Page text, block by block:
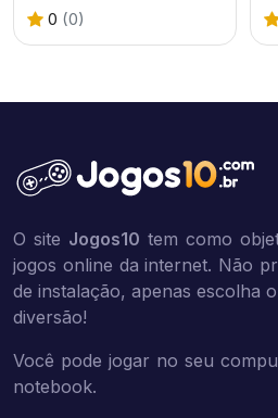
0 (0)
O site Jogos10 tem como
jogos online da internet. Não
de instalação, apenas escolha
diversão!
Você pode jogar no seu
notebook.